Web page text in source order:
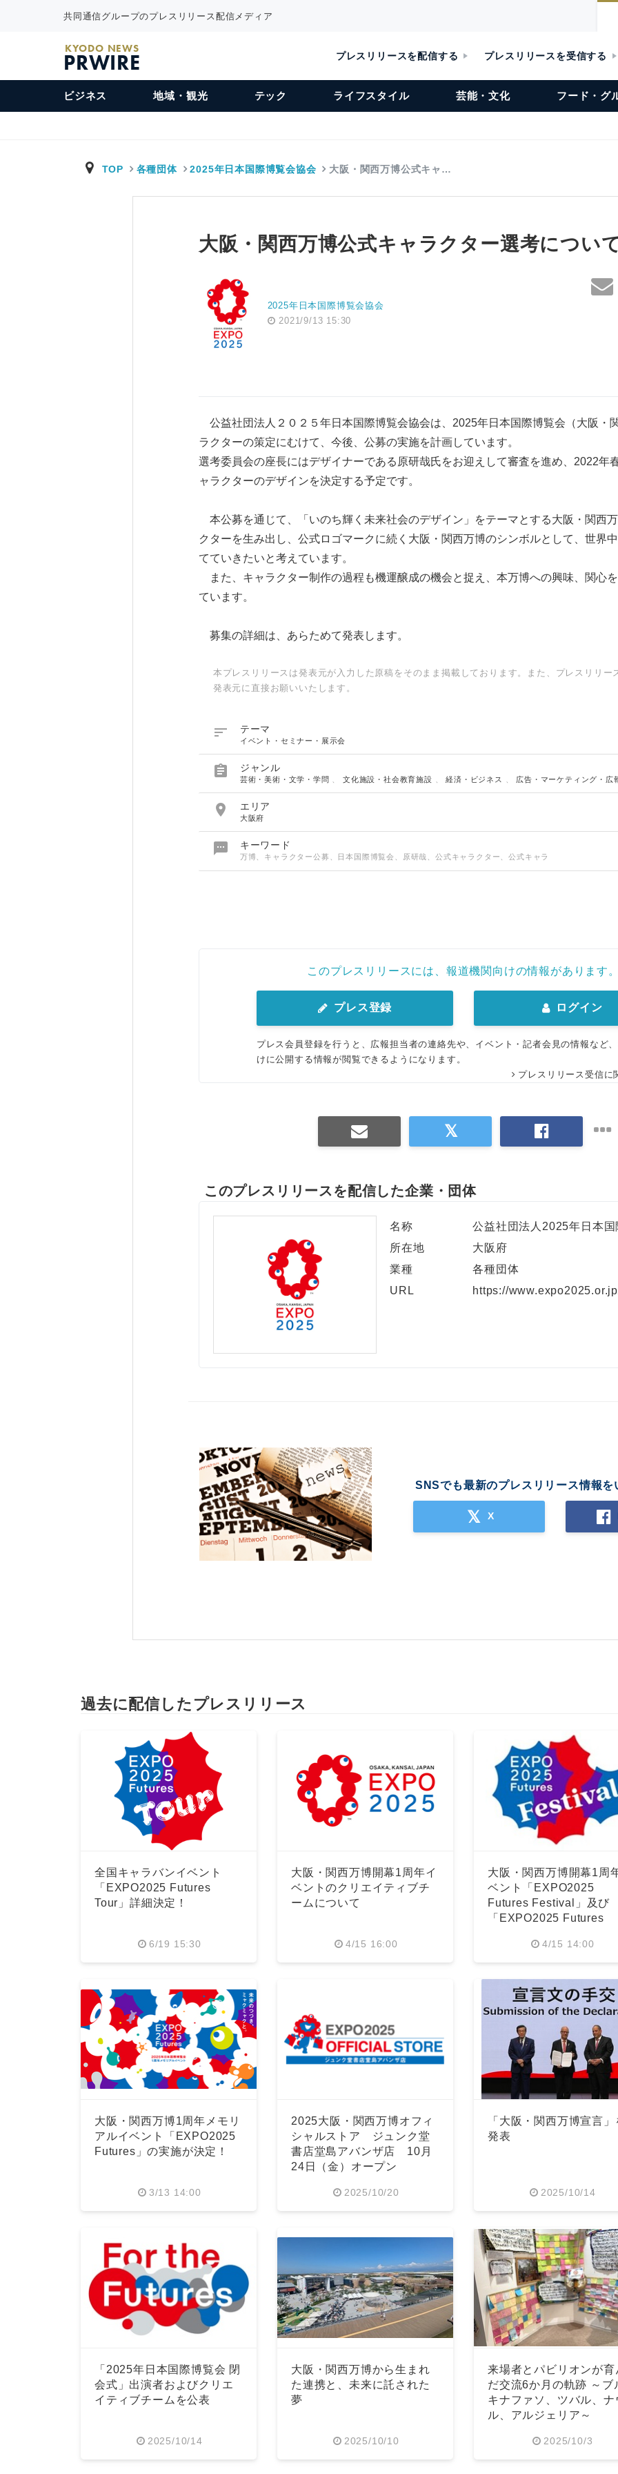
共同通信グループのプレスリリース配信メディア
KYODO NEWS
PRWIRE プレスリリースを配信する プレスリリースを受信する
ビジネス 地域・観光 テック ライフスタイル 芸能・文化 フード・グ
TOP 各種団体 2025年日本国際博覧会協会 大阪・関西万博公式キャ…
大阪・関西万博公式キャラクター選考につい
2025年日本国際博覧会協会
2021/9/13 15:30
公益社団法人２０２５年日本国際博覧会協会は、2025年日本国際博覧会（大阪・
ラクターの策定にむけて、今後、公募の実施を計画しています。
選考委員会の座長にはデザイナーである原研哉氏をお迎えして審査を進め、2022年
ャラクターのデザインを決定する予定です。
本公募を通じて、「いのち輝く未来社会のデザイン」をテーマとする大阪・関西
クターを生み出し、公式ロゴマークに続く大阪・関西万博のシンボルとして、世界
てていきたいと考えています。
また、キャラクター制作の過程も機運醸成の機会と捉え、本万博への興味、関心
ています。
募集の詳細は、あらためて発表します。
本プレスリリースは発表元が入力した原稿をそのまま掲載しております。また、プレスリリー
発表元に直接お願いいたします。
 テーマ
イベント・セミナー・展示会
 ジャンル
芸術・美術・文学・学問 、文化施設・社会教育施設 、経済・ビジネス 広告・マーケティング・広
 エリア
大阪府
 キーワード
万博、キャラクター公募、日本国際博覧会、原研哉、公式キャラクター、公式キャラ
このプレスリリースには、報道機関向けの情報があります。
プレス登録 ログイン
プレス会員登録を行うと、広報担当者の連絡先や、イベント・記者会見の情報など
けに公開する情報が閲覧できるようになります。
プレスリリース受信に
このプレスリリースを配信した企業・団体
名称
公益社団法人2025年日本国
所在地
大阪府
業種
各種団体
URL
https://
SNSでも最新のプレスリリース情報を
X
過去に配信したプレスリリース
全国キャラバンイベント
「EXPO2025 Futures
Tour」詳細決定！
6/19 15:30
大阪・関西万博開幕1周年イ
ベントのクリエイティブチ
ームについて
4/15 16:00
大阪・関西万博開幕1周
ベント「EXPO2025
Futures Festival」及び
「EXPO2025 Futures
4/15 14:00
大阪・関西万博1周年メモリ
アルイベント「EXPO2025
Futures」の実施が決定！
3/13 14:00
2025大阪・関西万博オフィ
シャルストア ジュンク堂
書店堂島アバンザ店 10月
24日（金）オープン
2025/10/20
「大阪・関西万博宣言」
発表
2025/10/14
「2025年日本国際博覧会 閉
会式」出演者およびクリエ
イティブチームを公表
2025/10/14
大阪・関西万博から生まれ
た連携と、未来に託された
夢
2025/10/10
来場者とパビリオンが育
だ交流6か月の軌跡 ～ブ
キナファソ、ツバル、ナ
ル、アルジェリア～
2025/10/3
English